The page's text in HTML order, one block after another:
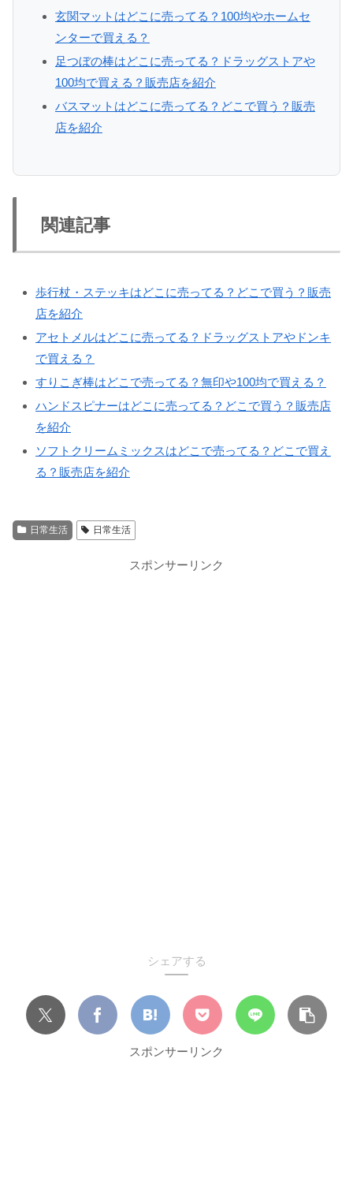
玄関マットはどこに売ってる？100均やホームセ
ンターで買える？
足つぼの棒はどこに売ってる？ドラッグストアや
100均で買える？販売店を紹介
バスマットはどこに売ってる？どこで買う？販売
店を紹介
関連記事
歩行杖・ステッキはどこに売ってる？どこで買う？販売
店を紹介
アセトメルはどこに売ってる？ドラッグストアやドンキ
で買える？
すりこぎ棒はどこで売ってる？無印や100均で買える？
ハンドスピナーはどこに売ってる？どこで買う？販売店
を紹介
ソフトクリームミックスはどこで売ってる？どこで買え
る？販売店を紹介
日常生活 日常生活
スポンサーリンク
シェアする
スポンサーリンク